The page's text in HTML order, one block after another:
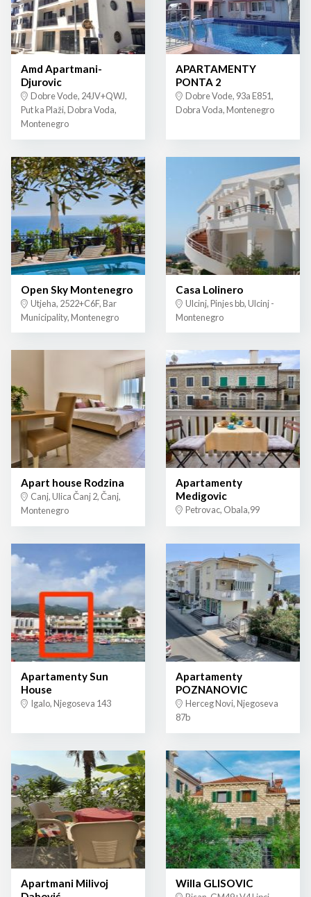
Amd Apartmani-
Djurovic
Dobre Vode, 24JV+QWJ,
Put ka Plaži, Dobra Voda,
Montenegro
APARTAMENTY
PONTA 2
Dobre Vode, 93a E851,
Dobra Voda, Montenegro
Open Sky Montenegro
Utjeha, 2522+C6F, Bar
Municipality, Montenegro
Casa Lolinero
Ulcinj, Pinjes bb, Ulcinj -
Montenegro
Apart house Rodzina
Canj, Ulica Čanj 2, Čanj,
Montenegro
Apartamenty
Medigovic
Petrovac, Obala,99
Apartamenty Sun
House
Igalo, Njegoseva 143
Apartamenty
POZNANOVIC
Herceg Novi, Njegoseva
87b
Apartmani Milivoj
Willa GLISOVIC